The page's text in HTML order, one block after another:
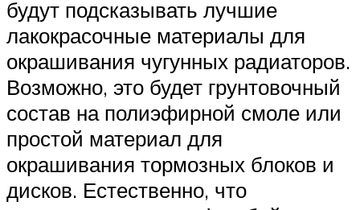
будут подсказывать лучшие
лакокрасочные материалы для
окрашивания чугунных радиаторов.
Возможно, это будет грунтовочный
состав на полиэфирной смоле или
простой материал для
окрашивания тормозных блоков и
дисков. Естественно, что